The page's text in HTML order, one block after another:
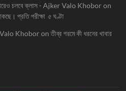
চলবে ক্লাস - Ajker Valo Khobor on
প্রতি পরীক্ষা ৫ ঘণ্টা
Valo Khobor onতীব্র গরমে কী ধরনের খাবার